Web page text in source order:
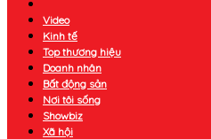
Video
Kinh tế
Top thương hiệu
Doanh nhân
Bất động sản
Nơi tôi sống
Showbiz
Xã hội